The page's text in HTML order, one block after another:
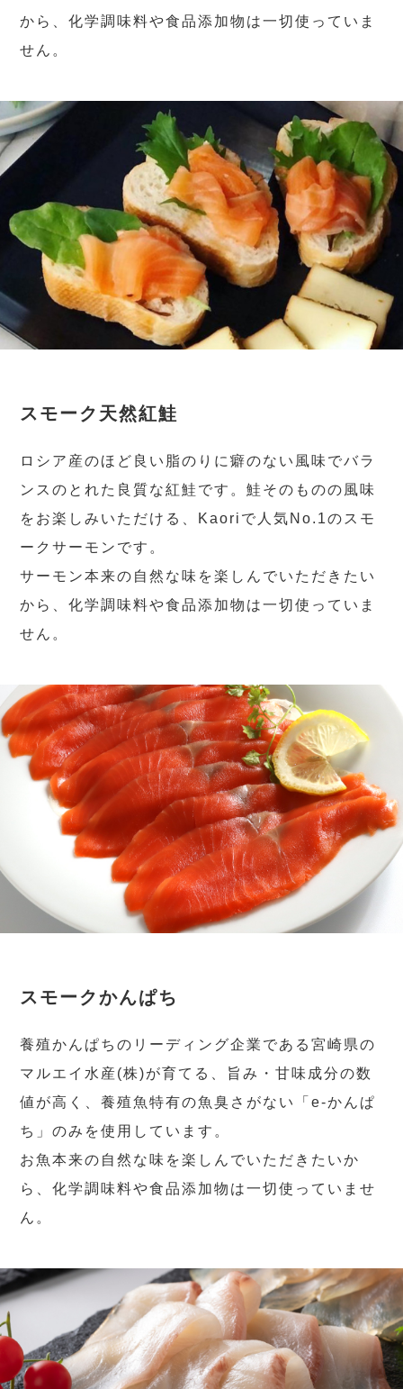
から、化学調味料や食品添加物は一切使っていま
せん。
スモーク天然紅鮭
ロシア産のほど良い脂のりに癖のない風味でバラ
ンスのとれた良質な紅鮭です。鮭そのものの風味
をお楽しみいただける、Kaoriで人気No.1のスモ
ークサーモンです。
サーモン本来の自然な味を楽しんでいただきたい
から、化学調味料や食品添加物は一切使っていま
せん。
スモークかんぱち
養殖かんぱちのリーディング企業である宮崎県の
マルエイ水産(株)が育てる、旨み・甘味成分の数
値が高く、養殖魚特有の魚臭さがない「e-かんぱ
ち」のみを使用しています。
お魚本来の自然な味を楽しんでいただきたいか
ら、化学調味料や食品添加物は一切使っていませ
ん。